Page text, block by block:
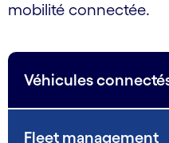
mobilité connectée.
Véhicules
Fleet management